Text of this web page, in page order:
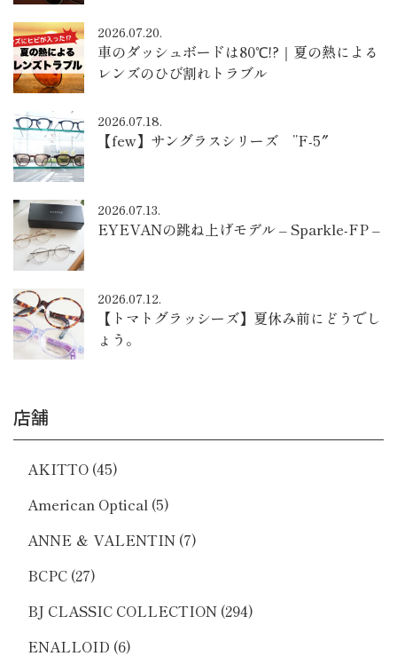
2026.07.20.
車のダッシュボードは80℃!?｜夏の熱による
レンズのひび割れトラブル
2026.07.18.
【few】サングラスシリーズ ”F-5″
2026.07.13.
EYEVANの跳ね上げモデル – Sparkle-FP –
2026.07.12.
【トマトグラッシーズ】夏休み前にどうでし
ょう。
店舗
AKITTO (45)
American Optical (5)
ANNE ＆ VALENTIN (7)
BCPC (27)
BJ CLASSIC COLLECTION (294)
ENALLOID (6)